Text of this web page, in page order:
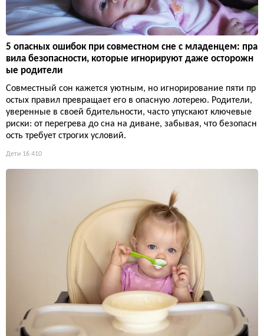
5 опасных ошибок при совместном сне с младенцем: пра
вила безопасности, которые игнорируют даже осторожн
ые родители
Совместный сон кажется уютным, но игнорирование пяти пр
остых правил превращает его в опасную лотерею. Родители,
уверенные в своей бдительности, часто упускают ключевые
риски: от перегрева до сна на диване, забывая, что безопасн
ость требует строгих условий.
Дети 16 410